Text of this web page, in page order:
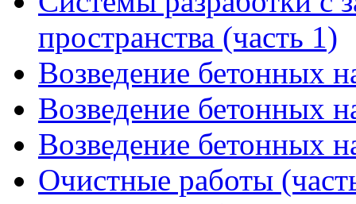
пространства (часть 1)
Возведение бетонных
Возведение бетонных
Возведение бетонных
Очистные работы